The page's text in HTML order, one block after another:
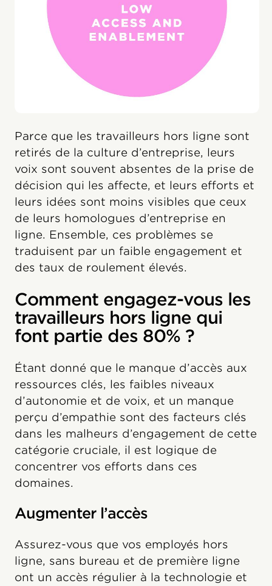
Parce que les travailleurs hors ligne sont
retirés de la culture d’entreprise, leurs
voix sont souvent absentes de la prise de
décision qui les affecte, et leurs efforts et
leurs idées sont moins visibles que ceux
de leurs homologues d’entreprise en
ligne. Ensemble, ces problèmes se
traduisent par un faible engagement et
des taux de roulement élevés.
Comment engagez-vous les
travailleurs hors ligne qui
font partie des 80% ?
Étant donné que le manque d’accès aux
ressources clés, les faibles niveaux
d’autonomie et de voix, et un manque
perçu d’empathie sont des facteurs clés
dans les malheurs d’engagement de cette
catégorie cruciale, il est logique de
concentrer vos efforts dans ces
domaines.
Augmenter l’accès
Assurez-vous que vos employés hors
ligne, sans bureau et de première ligne
ont un accès régulier à la technologie et